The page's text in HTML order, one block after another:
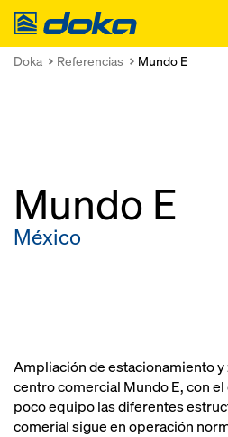
Doka
Doka Referencias Mundo E
Mundo E
México
Ampliación de estacionamiento y
centro comercial Mundo E, con
poco equipo las diferentes
comerial sigue en operación